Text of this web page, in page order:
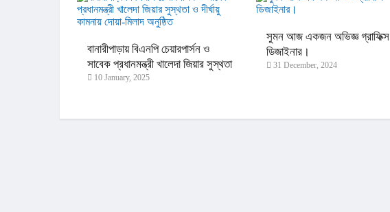
বানারীপাড়ায় বিএনপি চেয়ারপার্সন ও
সাবেক প্রধানমন্ত্রী খালেদা জিয়ার সুস্থতা
ও দীর্ঘায়ু কামনায় দোয়া-মিলাদ অনুষ্ঠিত
10 January, 2025
সুমন আজ একজন অভিজ্ঞ গ্রাফিক্স
ডিজাইনার।
31 December, 2024